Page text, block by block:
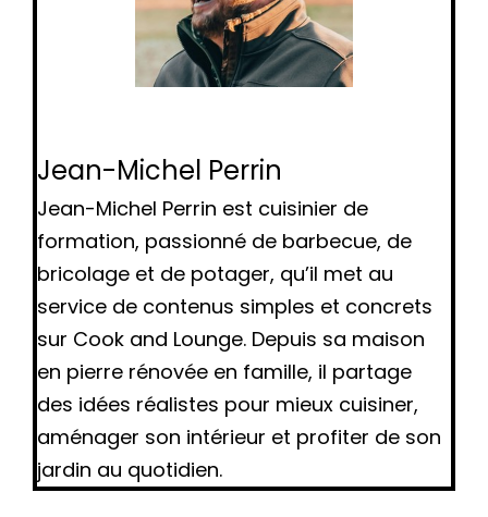
Jean-Michel Perrin
Jean-Michel Perrin est cuisinier de
formation, passionné de barbecue, de
bricolage et de potager, qu’il met au
service de contenus simples et concrets
sur Cook and Lounge. Depuis sa maison
en pierre rénovée en famille, il partage
des idées réalistes pour mieux cuisiner,
aménager son intérieur et profiter de son
jardin au quotidien.